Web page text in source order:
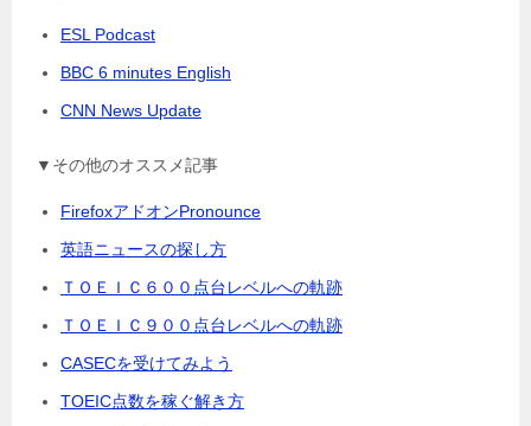
ESL Podcast
BBC 6 minutes English
CNN News Update
▼その他のオススメ記事
FirefoxアドオンPronounce
英語ニュースの探し方
ＴＯＥＩＣ６００点台レベルへの軌跡
ＴＯＥＩＣ９００点台レベルへの軌跡
CASECを受けてみよう
TOEIC点数を稼ぐ解き方